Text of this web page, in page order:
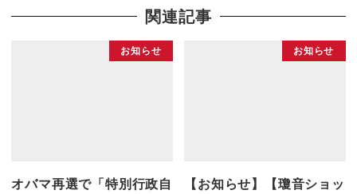
関連記事
お知らせ
オバマ再選で「特別行政自
お知らせ
【お知らせ】【瓊音ショッ